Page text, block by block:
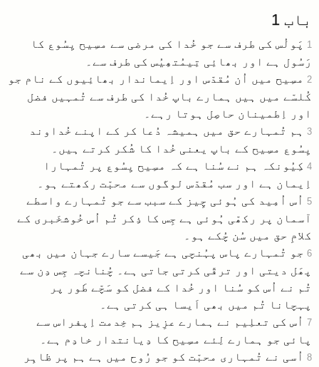
باب
1 پَولُس کی طرف سے جو خُدا کی مرضی سے مسِیح یِسُوع کا
رَسُول ہے اور بھائِی تِیمُتھِیُس کی طرف سے۔
2 مسِیح میں اُن مُقدّس اور اِیماندار بھائِیوں کے نام جو
کُلسّے میں ہیں ہمارے باپ خُدا کی طرف سے تُمہیں فضل
اور اِطمینان حاصِل ہوتا رہے۔
3
ہم تُمہارے حق میں ہمیشہ دُعا کر کے اپنے خُداوند
یِسُوع مسِیح کے باپ یعنی خُدا کا شُکر کرتے ہیں۔
4 کِیُونکہ ہم نے سُنا ہے کہ مسِیح یِسُوع پر تُمہارا
اِیمان ہے اور سب مُقدّس لوگوں سے محبّت رکھتے ہو۔
5 اُس اُمِید کی ہُوئی چِیز کے سبب سے جو تُمہارے واسطے
آسمان پر رکھّی ہُوئی ہے جِس کا ذِکر تُم اُس خُوشخَبری کے
کلامِ حق میں سُن چُکے ہو۔
6 جو تُمہارے پاس پہُنچی ہے جَیسے سارے جہان میں بھی
پھَل دیتی اور ترقّی کرتی جاتی ہے۔ چُنانچہ جِس دِن سے
تُم نے اُس کو سُنا اور خُدا کے فضل کو سَچّے طَور پر
پہچانا تُم میں بھی اَیسا ہی کرتی ہے۔
7 اُس کی تعلِیم نے ہمارے عزِیز ہم خِدمت اِپفراس سے
پائی جو ہمارے لِئے مسِیح کا دِیانتدار خادِم ہے۔
8 اُسی نے تُمہاری محبّت کو جو رُوح میں ہے ہم پر ظاہِر